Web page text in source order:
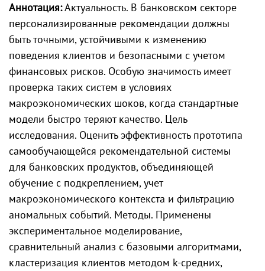
Аннотация:Актуальность. В банковском секторе
персонализированные рекомендации должны
быть точными, устойчивыми к изменению
поведения клиентов и безопасными с учетом
финансовых рисков. Особую значимость имеет
проверка таких систем в условиях
макроэкономических шоков, когда стандартные
модели быстро теряют качество. Цель
исследования. Оценить эффективность прототипа
самообучающейся рекомендательной системы
для банковских продуктов, объединяющей
обучение с подкреплением, учет
макроэкономического контекста и фильтрацию
аномальных событий. Методы. Применены
экспериментальное моделирование,
сравнительный анализ с базовыми алгоритмами,
кластеризация клиентов методом k-средних,